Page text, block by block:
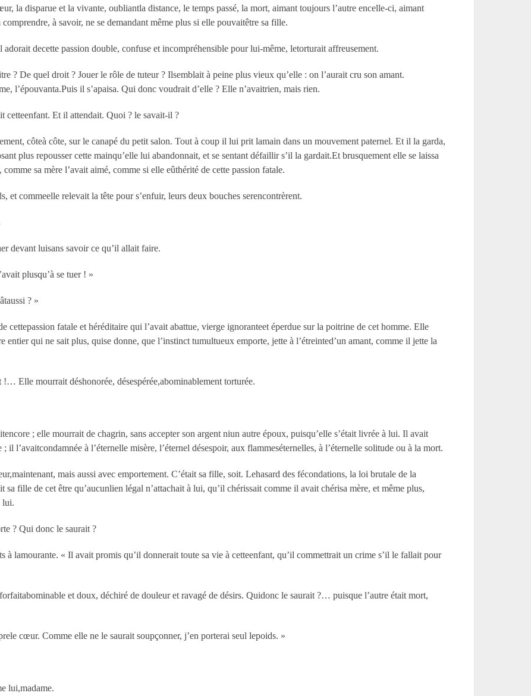
la disparue et la vivante, oubliantla distance, le temps passé, la mort, aimant toujours l’autre encelle-ci, aimant
à savoir, ne se demandant même plus si elle pouvaitêtre sa fille.
decette passion double, confuse et incompréhensible pour lui-même, letorturait affreusement.
? De quel droit ? Jouer le rôle de tuteur ? Ilsemblait à peine plus vieux qu’elle : on l’aurait cru son amant.
l’épouvanta.Puis il s’apaisa. Qui donc voudrait d’elle ? Elle n’avaitrien, mais rien.
cetteenfant. Et il attendait. Quoi ? le savait-il ?
côteà côte, sur le canapé du petit salon. Tout à coup il lui prit lamain dans un mouvement paternel. Et il la garda,
plus repousser cette mainqu’elle lui abandonnait, et se sentant défaillir s’il la gardait.Et brusquement elle se laissa
sa mère l’avait aimé, comme si elle eûthérité de cette passion fatale.
et commeelle relevait la tête pour s’enfuir, leurs deux bouches serencontrèrent.
devant luisans savoir ce qu’il allait faire.
plusqu’à se tuer ! »
? »
cettepassion fatale et héréditaire qui l’avait abattue, vierge ignoranteet éperdue sur la poitrine de cet homme. Elle
entier qui ne sait plus, quise donne, que l’instinct tumultueux emporte, jette à l’étreinted’un amant, comme il jette la
Elle mourrait déshonorée, désespérée,abominablement torturée.
; elle mourrait de chagrin, sans accepter son argent niun autre époux, puisqu’elle s’était livrée à lui. Il avait
l’avaitcondamnée à l’éternelle misère, l’éternel désespoir, aux flammeséternelles, à l’éternelle solitude ou à la mort.
mais aussi avec emportement. C’était sa fille, soit. Lehasard des fécondations, la loi brutale de la
sa fille de cet être qu’aucunlien légal n’attachait à lui, qu’il chérissait comme il avait chérisa mère, et même plus,
lui.
? Qui donc le saurait ?
à lamourante. « Il avait promis qu’il donnerait toute sa vie à cetteenfant, qu’il commettrait un crime s’il le fallait pour
et doux, déchiré de douleur et ravagé de désirs. Quidonc le saurait ?… puisque l’autre était mort,
cœur. Comme elle ne le saurait soupçonner, j’en porterai seul lepoids. »
lui,madame.